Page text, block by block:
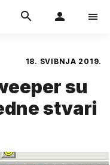
18. SVIBNJA 2019.
su
stvari